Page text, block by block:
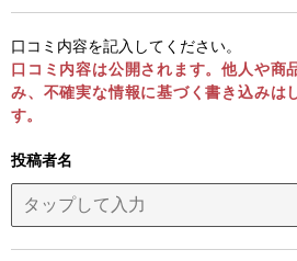
口コミ内容を記入してください。
口コミ内容は公開されます。他人や商
み、不確実な情報に基づく書き込みは
す。
投稿者名